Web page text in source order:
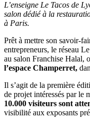
L’enseigne Le Tacos de
salon dédié à la
à Paris.
Prêt à mettre son savoir-
entrepreneurs, le réseau
au salon Franchise Halal,
l’espace Champerret,
Il s’agit de la première
de projet intéressés par le
10.000 visiteurs sont
visibilité aux exposants